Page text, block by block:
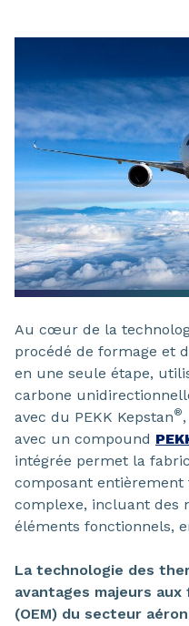
Au cœur de la
procédé de formage et
en une seule étape,
carbone
avec du PEKK Kepstan®
avec un compound
intégrée permet la
composant
complexe, incluant des
éléments fonctionnels,
La technologie des
avantages majeurs
(OEM) du secteur